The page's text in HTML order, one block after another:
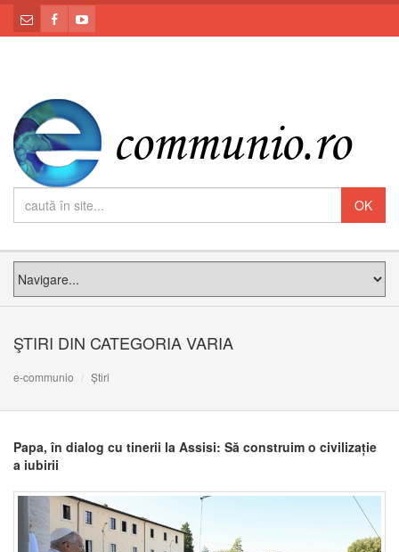
ŞTIRI DIN CATEGORIA VARIA
e-communio Știri
Papa, în dialog cu tinerii la Assisi: Să construim o civilizație
a iubirii